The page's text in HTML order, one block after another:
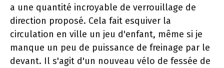
a une quantité incroyable de verrouillage de
direction proposé. Cela fait esquiver la
circulation en ville un jeu d'enfant, même si je
manque un peu de puissance de freinage par le
devant. Il s'agit d'un nouveau vélo de fessée de